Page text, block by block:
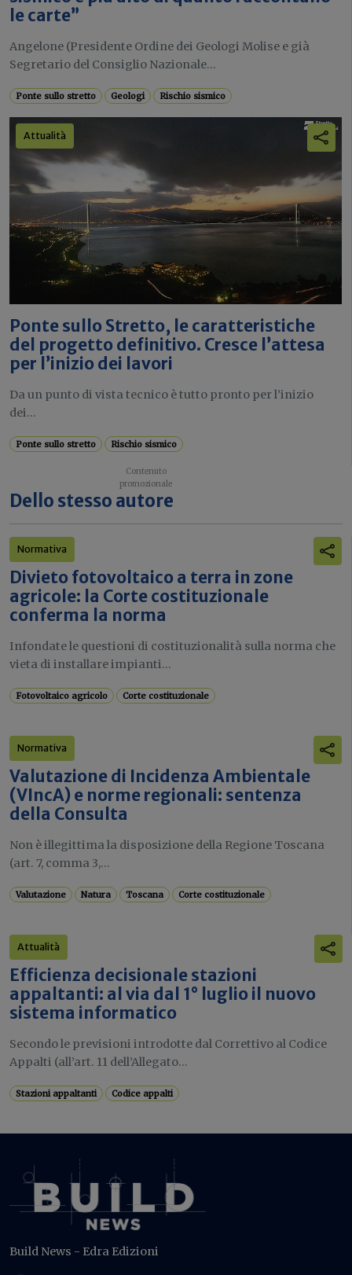
le carte”
Angelone (Presidente Ordine dei Geologi Molise e già
Segretario del Consiglio Nazionale...
Ponte sullo stretto Geologi Rischio sismico
Attualità
Ponte sullo Stretto, le caratteristiche
del progetto definitivo. Cresce l’attesa
per l’inizio dei lavori
Da un punto di vista tecnico è tutto pronto per l’inizio
dei...
Ponte sullo stretto Rischio sismico
Dello stesso autore
Normativa
Divieto fotovoltaico a terra in zone
agricole: la Corte costituzionale
conferma la norma
Infondate le questioni di costituzionalità sulla norma che
vieta di installare impianti...
Fotovoltaico agricolo Corte costituzionale
Normativa
Valutazione di Incidenza Ambientale
(VIncA) e norme regionali: sentenza
della Consulta
Non è illegittima la disposizione della Regione Toscana
(art. 7, comma 3,...
Valutazione Natura Toscana Corte costituzionale
Attualità
Efficienza decisionale stazioni
appaltanti: al via dal 1° luglio il nuovo
sistema informatico
Secondo le previsioni introdotte dal Correttivo al Codice
Appalti (all’art. 11 dell’Allegato...
Stazioni appaltanti Codice appalti
Build News - Edra Edizioni